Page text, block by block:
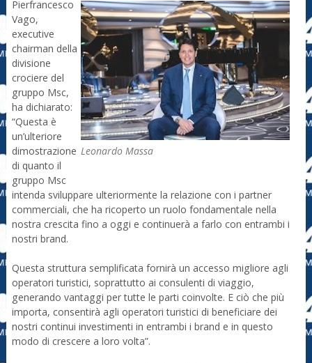
Leonardo Massa
Pierfrancesco
Vago,
executive
chairman della
divisione
crociere del
gruppo Msc,
ha dichiarato:
“Questa è
un’ulteriore
dimostrazione
di quanto il
gruppo Msc
intenda sviluppare ulteriormente la relazione con i partner
commerciali, che ha ricoperto un ruolo fondamentale nella
nostra crescita fino a oggi e continuerà a farlo con entrambi i
nostri brand.
Questa struttura semplificata fornirà un accesso migliore agli
operatori turistici, soprattutto ai consulenti di viaggio,
generando vantaggi per tutte le parti coinvolte. E ciò che più
importa, consentirà agli operatori turistici di beneficiare dei
nostri continui investimenti in entrambi i brand e in questo
modo di crescere a loro volta”.